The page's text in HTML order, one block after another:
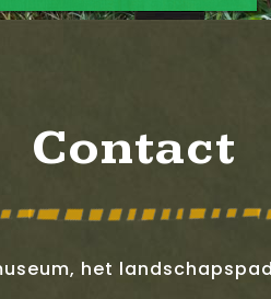
Contact
het